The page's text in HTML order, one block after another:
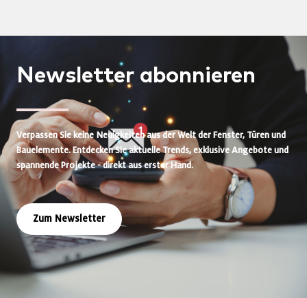
Newsletter abonnieren
Verpassen Sie keine Neuigkeiten aus der Welt der Fenster, Türen und
Bauelemente. Entdecken Sie aktuelle Trends, exklusive Angebote und
spannende Projekte - direkt aus erster Hand.
Zum Newsletter